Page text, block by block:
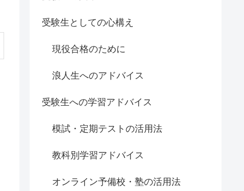
受験生としての心構え
現役合格のために
浪人生へのアドバイス
受験生への学習アドバイス
模試・定期テストの活用法
教科別学習アドバイス
オンライン予備校・塾の活用法